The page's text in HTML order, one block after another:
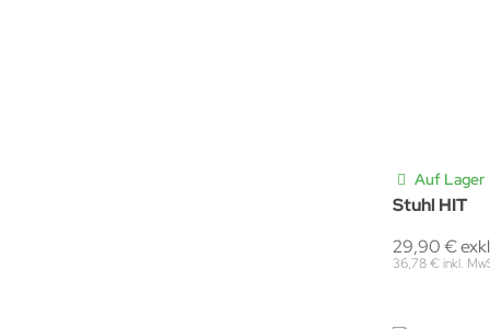
Auf Lager
Stuhl HIT
29,90 €
36,78 € inkl.